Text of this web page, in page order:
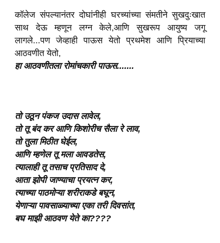
कॉलेज संपल्यानंतर दोघांनीही घरच्यांच्या संमतीने सुखदुःखात
साथ देऊ म्हणून लग्न केले,आणि सुखरूप आयुष्य जगू
लागले...पण जेव्हाही पाऊस येतो प्रथमेश आणि प्रियाच्या
आठवणीत येतो,
हा आठवणीतला रोमांचकारी पाऊस.......
तो उठून पंकज उदास लावेल,
तो तू बंद कर आणि किशोरीच सैला रे लाव,
तो तुला मिठीत घेईल,
आणि म्हणेल तू मला आवडतेस,
त्यालाही तू तसाच प्रतिसाद दे,
आता झोपी जाण्याचा प्रयत्न कर,
त्याच्या पाठमोऱ्या शरीराकडे बघून,
येणाऱ्या पावसाळ्याच्या एका तरी दिवसांत,
बघ माझी आठवण येते का????